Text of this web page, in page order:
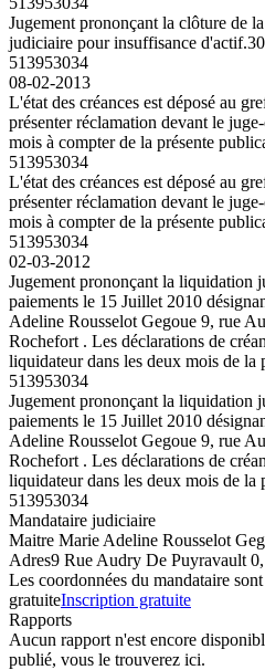
Jugement prononçant la clôture de
judiciaire pour insuffisance d'actif.
513953034
08-02-2013
L'état des créances est déposé au
présenter réclamation devant le
mois à compter de la présente
513953034
L'état des créances est déposé au
présenter réclamation devant le
mois à compter de la présente
513953034
02-03-2012
Jugement prononçant la liquidation
paiements le 15 Juillet 2010
Adeline Rousselot Gegoue 9, rue
Rochefort . Les déclarations de
liquidateur dans les deux mois de la
513953034
Jugement prononçant la liquidation
paiements le 15 Juillet 2010
Adeline Rousselot Gegoue 9, rue
Rochefort . Les déclarations de
liquidateur dans les deux mois de la
513953034
Mandataire judiciaire
Maitre Marie Adeline Rousselot
Adres9 Rue Audry De Puyravault
Les coordonnées du mandataire
gratuiteInscription gratuite
Rapports
Aucun rapport n'est encore
publié, vous le trouverez ici.